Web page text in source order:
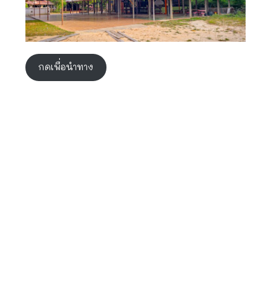
กดเพื่อนำทาง